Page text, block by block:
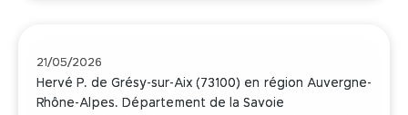
21/05/2026
Hervé P. de Grésy-sur-Aix (73100) en région Auvergne-
Rhône-Alpes. Département de la Savoie